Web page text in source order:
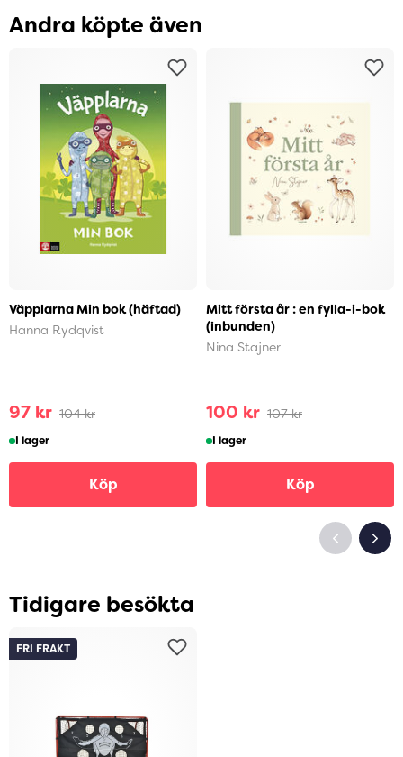
Andra köpte även
Väpplarna Min bok (häftad)
Hanna Rydqvist
97 kr 104 kr
I lager
Köp
Mitt första år : en fylla-i-bok
(inbunden)
Nina Stajner
100 kr 107 kr
I lager
Köp
Tidigare besökta
FRI FRAKT